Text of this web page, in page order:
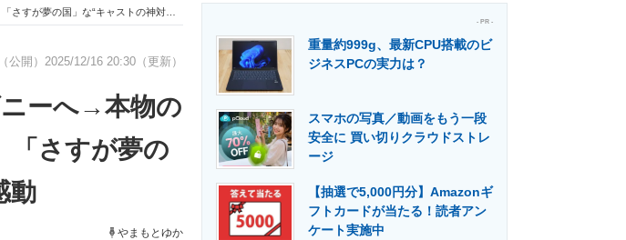
経営リーダーのコミュニティ マーケ×ITの今がよく分かる
製造業のIT導入・活用を支援
エネルギーの専門メディア 建設×テクノロジーの最前線
の国」な“キャストの神対応”に感動
公開） 2025/12/16 20:30（更新）
ーへ→本物の
さすが夢の
動
やまもとゆか
- PR -
重量約999g、最新CPU搭載のビ
ジネスPCの実力は？
スマホの写真／動画をもう一段
安全に 買い切りクラウドストレ
ージ
【抽選で5,000円分】Amazonギ
フトカードが当たる！読者アン
ケート実施中